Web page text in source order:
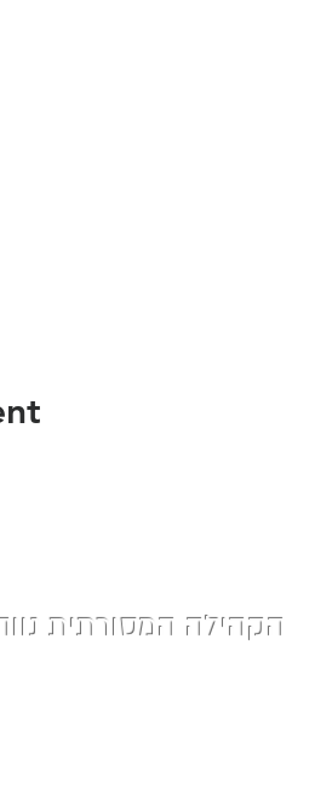
הקהילה המסורתית